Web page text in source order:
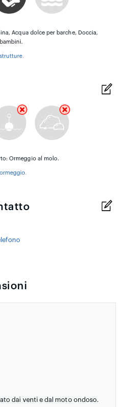
Acqua dolce per barche, Doccia,
.
Ormeggio al molo.
.
dai venti e dal moto ondoso.